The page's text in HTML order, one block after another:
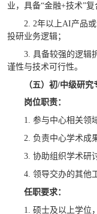
业，具备“金融+技术”复
2. 2年以上AI产品
投研业务逻辑；
3. 具备较强的逻辑
谨性与技术可行性。
（五）初/中级研究
岗位职责：
1. 参与中心相关领
2. 负责中心学术成
3. 协助组织学术研
4. 领导交办的其他
任职要求：
1. 硕士及以上学位